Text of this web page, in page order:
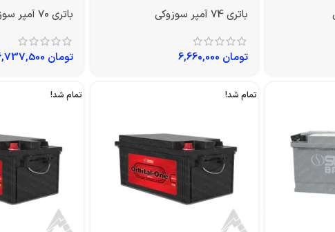
باتری 74 آمپر سوزوکی
تومان
باتری 70 آمپر سوزوکی
تومان
تمام شد! تمام شد!